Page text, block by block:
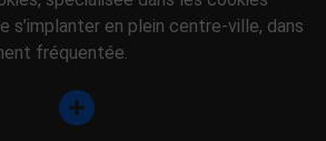
s’implanter en plein centre-ville, dans
fréquentée.